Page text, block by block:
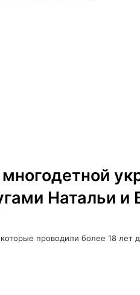
Натальи и
проводили более 18 лет